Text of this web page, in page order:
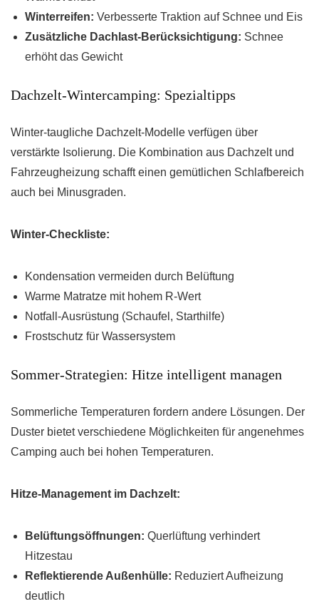
Winterreifen: Verbesserte Traktion auf Schnee und Eis
Zusätzliche Dachlast-Berücksichtigung: Schnee
erhöht das Gewicht
Dachzelt-Wintercamping: Spezialtipps
Winter-taugliche Dachzelt-Modelle verfügen über
verstärkte Isolierung. Die Kombination aus Dachzelt und
Fahrzeugheizung schafft einen gemütlichen Schlafbereich
auch bei Minusgraden.
Winter-Checkliste:
Kondensation vermeiden durch Belüftung
Warme Matratze mit hohem R-Wert
Notfall-Ausrüstung (Schaufel, Starthilfe)
Frostschutz für Wassersystem
Sommer-Strategien: Hitze intelligent managen
Sommerliche Temperaturen fordern andere Lösungen. Der
Duster bietet verschiedene Möglichkeiten für angenehmes
Camping auch bei hohen Temperaturen.
Hitze-Management im Dachzelt:
Belüftungsöffnungen: Querlüftung verhindert
Hitzestau
Reflektierende Außenhülle: Reduziert Aufheizung
deutlich